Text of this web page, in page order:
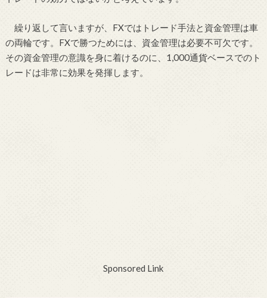
繰り返して言いますが、FXではトレード手法と資金管理は車
の両輪です。FXで勝つためには、資金管理は必要不可欠です。
その資金管理の意識を身に着けるのに、1,000通貨ベースでのト
レードは非常に効果を発揮します。
Sponsored Link